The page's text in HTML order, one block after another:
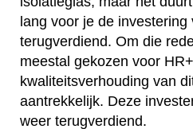
lang voor je de
terugverdiend. Om die
meestal gekozen voor
kwaliteitsverhouding van
aantrekkelijk. Deze
weer terugverdiend.